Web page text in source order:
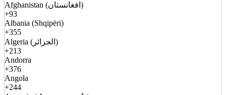
Afghanistan (افغانستان)
+93
Albania (Shqipëri)
+355
Algeria (الجزائر)
+213
Andorra
+376
Angola
+244